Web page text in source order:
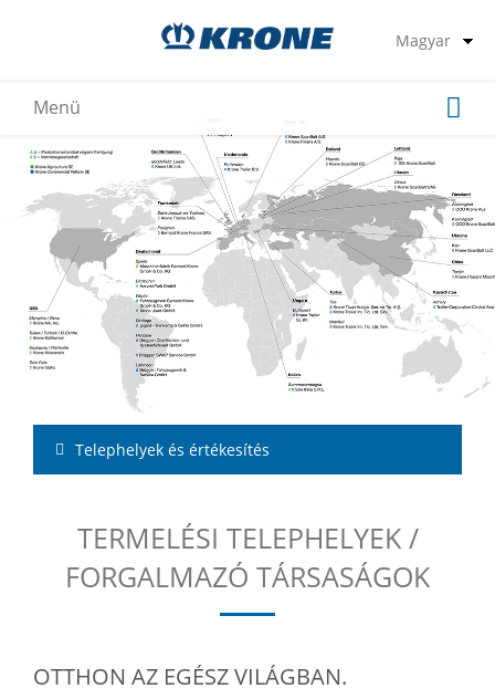
Telephelyek és értékesítés
TERMELÉSI TELEPHELYEK /
FORGALMAZÓ TÁRSASÁGOK
OTTHON AZ EGÉSZ VILÁGBAN.